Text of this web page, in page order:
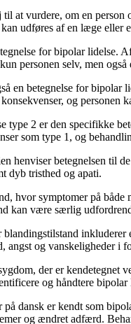
at vurdere, om en
udføres af en læge eller
for bipolar lidelse.
personen selv, men også
en betegnelse for
og personen
2 er den specifikke
som type 1, og
betegnelsen til
dyb tristhed og apati.
hvor symptomer på
kan være særlig
og vanskeligheder i
der er kendetegnet
og håndtere
dansk er kendt som
og ændret adfærd.